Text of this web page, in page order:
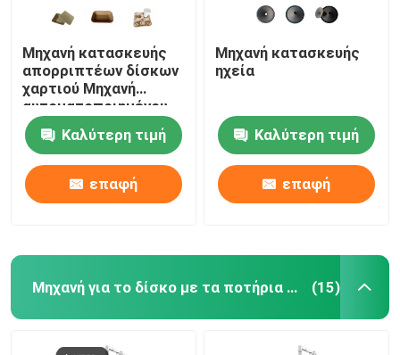
Μηχανή κατασκευής
απορριπτέων δίσκων
χαρτιού Μηχανή
αυτοματοποιημένου
χύτευσης χαρτιού
Καλύτερη τιμή
επαφή
Μηχανή κατασκευής
ηχεία
Καλύτερη τιμή
επαφή
Μηχανή για το δίσκο με τα ποτήρια καφέ (15)